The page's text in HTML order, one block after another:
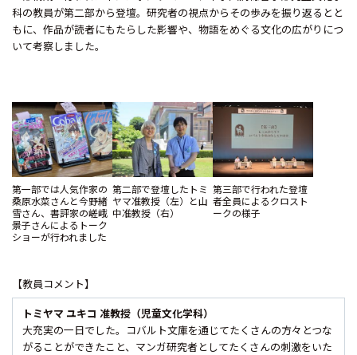
科の教員が第二部から登壇。研究者の視点からその歩みを振り返るとと
もに、作品が読者にもたらした影響や、物語をめぐる文化の広がりにつ
いて考察しました。
第一部では人気作家の
桑原水菜さんと今野緒
雪さん、書評家の嵯峨
景子さんによるトーク
ショーが行われました
第二部で登壇したトミ
ヤマ准教授（左）と山
中准教授（右）
第三部で行われた登壇
者全員によるクロスト
ークの様子
【教員コメント】
トミヤマ ユキコ 准教授（児童文化学科）
大充実の一日でした。コバルト文庫を通じてたくさんの方々とつな
がることができたこと、マンガ研究者としてたくさんの刺激をいた